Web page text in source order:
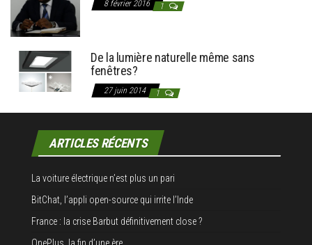
8 février 2016 1
De la lumière naturelle même sans
fenêtres?
27 juin 2014 1
ARTICLES RÉCENTS
La voiture électrique n’est plus un pari
BitChat, l’appli open-source qui irrite l’Inde
France : la crise Barbut définitivement close ?